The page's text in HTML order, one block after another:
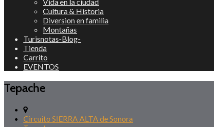
Cultura & Historia
Diversion en familia
Montañas
Turisnotas-Blog-
Tienda
Carrito
EVENTOS
Tepache
Circuito SIERRA ALTA de Sonora